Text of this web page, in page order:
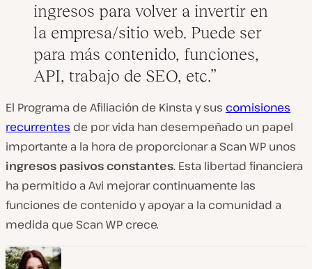
ingresos para volver a invertir en
la empresa/sitio web. Puede ser
para más contenido, funciones,
API, trabajo de SEO, etc.
El Programa de Afiliación de Kinsta y sus comisiones
recurrentes de por vida han desempeñado un papel
importante a la hora de proporcionar a Scan WP unos
ingresos pasivos constantes. Esta libertad financiera
ha permitido a Avi mejorar continuamente las
funciones de contenido y apoyar a la comunidad a
medida que Scan WP crece.